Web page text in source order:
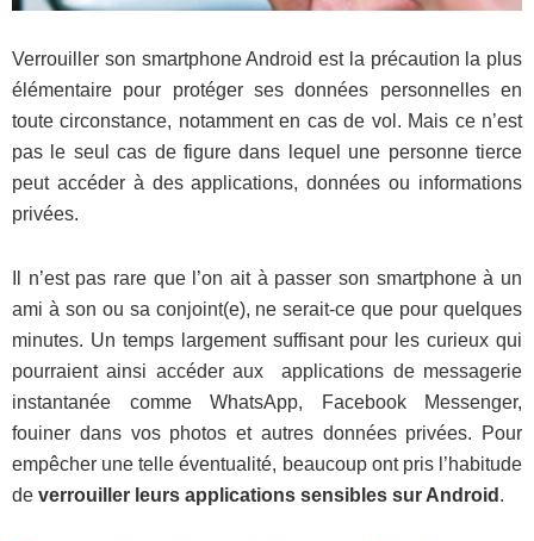
Verrouiller son smartphone Android est la précaution la plus
élémentaire pour protéger ses données personnelles en
toute circonstance, notamment en cas de vol. Mais ce n’est
pas le seul cas de figure dans lequel une personne tierce
peut accéder à des applications, données ou informations
privées.
Il n’est pas rare que l’on ait à passer son smartphone à un
ami à son ou sa conjoint(e), ne serait-ce que pour quelques
minutes. Un temps largement suffisant pour les curieux qui
pourraient ainsi accéder aux applications de messagerie
instantanée comme WhatsApp, Facebook Messenger,
fouiner dans vos photos et autres données privées. Pour
empêcher une telle éventualité, beaucoup ont pris l’habitude
de verrouiller leurs applications sensibles sur Android .